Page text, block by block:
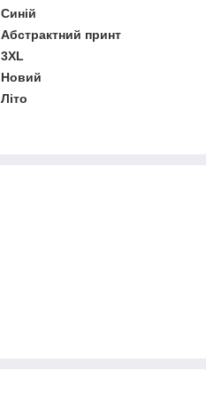
Синій
Абстрактний принт
3XL
Новий
Літо